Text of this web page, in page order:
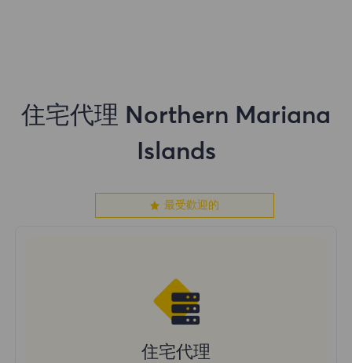
住宅代理 Northern Mariana
Islands
最受歡迎的
住宅代理